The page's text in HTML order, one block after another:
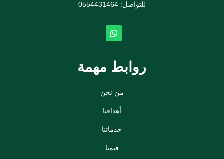
للتواصل: ⁦0554431464
روابط مهمة
من نحن
أهدافنا
خدماتنا
قيمنا